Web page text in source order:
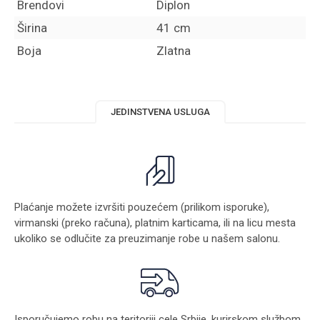
Brendovi
Diplon
Širina
41 cm
Boja
Zlatna
JEDINSTVENA USLUGA
Plaćanje možete izvršiti pouzećem (prilikom isporuke),
virmanski (preko računa), platnim karticama, ili na licu mesta
ukoliko se odlučite za preuzimanje robe u našem salonu.